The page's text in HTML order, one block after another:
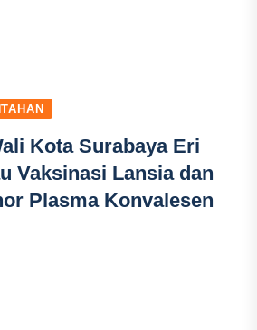
Kota Surabaya Eri
Vaksinasi Lansia dan
Plasma Konvalesen